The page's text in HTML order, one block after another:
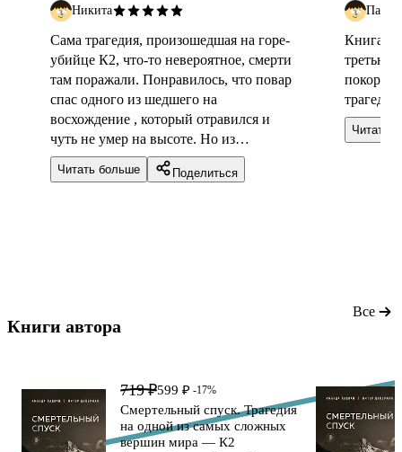
Никита
Сама трагедия, произошедшая на горе-
убийце К2, что-то невероятное, смерти
там поражали. Понравилось, что повар
спас одного из шедшего на
восхождение , который отравился и
чуть не умер на высоте. Но из
минусов, только одна фотография
самой горы, нет фотографий даже
Читать больше Поделиться
Павел
Книга
третью
Читать
Книги автора
Все
719 ₽599 ₽ -17%
Смертельный спуск. Трагедия
на одной из самых сложных
вершин мира — К2